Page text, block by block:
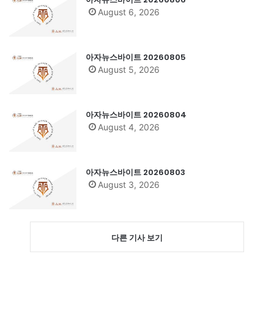
August 6, 2026
아자뉴스바이트 20260805
August 5, 2026
아자뉴스바이트 20260804
August 4, 2026
아자뉴스바이트 20260803
August 3, 2026
다른 기사 보기